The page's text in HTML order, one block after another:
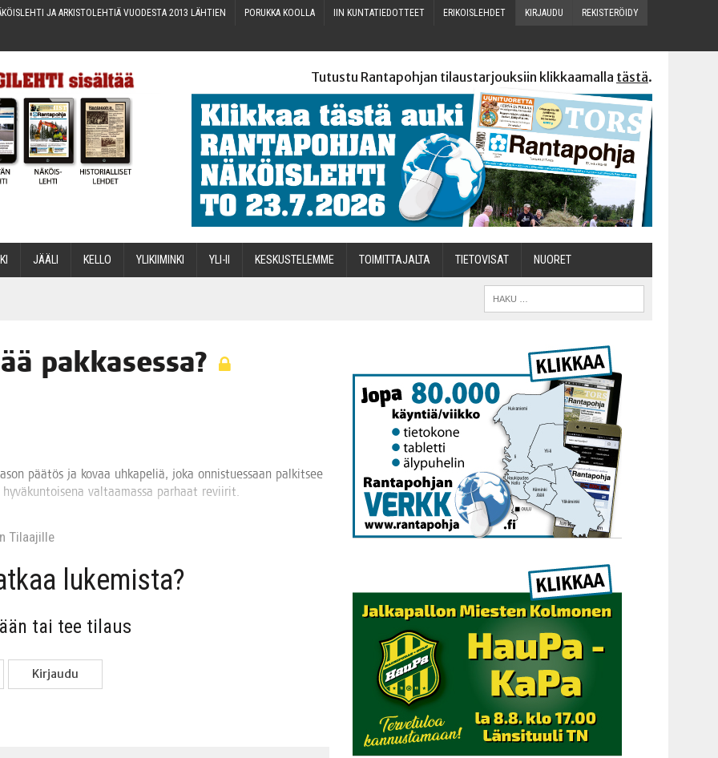
JA ARKIS­TO­LEH­TIÄ VUO­DES­TA 2013 LÄHTIEN PORUK­KA KOOLLA IIN KUN­TA­TIE­DOT­TEET ERI­KOIS­LEH­DET KIR­JAU­DU REKIS­TE­RÖI­DY
Tutustu Rantapohjan tilaustarjouksiin klikkaamalla tästä.
JÄÄ­LI KEL­LO YLI­KII­MIN­KI YLI-II KES­KUS­TE­LEM­ME TOI­MIT­TA­JAL­TA TIETOVISAT NUO­RET
pakkasessa?
pää­tös ja kovaa uhka­pe­liä, joka onnis­tues­saan pal­kit­see
val­taa­mas­sa par­haat reviirit.
Tilaa­jil­le
lukemista?
tai tee tilaus
Kir­jau­du